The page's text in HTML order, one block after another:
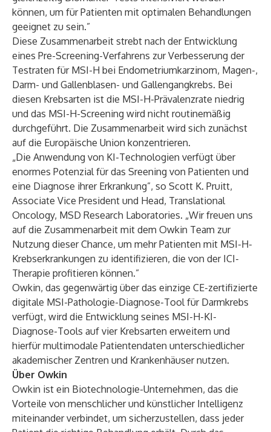
können, um für Patienten mit optimalen Behandlungen
geeignet zu sein.”
Diese Zusammenarbeit strebt nach der Entwicklung
eines Pre-Screening-Verfahrens zur Verbesserung der
Testraten für MSI-H bei Endometriumkarzinom, Magen-,
Darm- und Gallenblasen- und Gallengangkrebs. Bei
diesen Krebsarten ist die MSI-H-Prävalenzrate niedrig
und das MSI-H-Screening wird nicht routinemäßig
durchgeführt. Die Zusammenarbeit wird sich zunächst
auf die Europäische Union konzentrieren.
„Die Anwendung von KI-Technologien verfügt über
enormes Potenzial für das Sreening von Patienten und
eine Diagnose ihrer Erkrankung”, so Scott K. Pruitt,
Associate Vice President und Head, Translational
Oncology, MSD Research Laboratories. „Wir freuen uns
auf die Zusammenarbeit mit dem Owkin Team zur
Nutzung dieser Chance, um mehr Patienten mit MSI-H-
Krebserkrankungen zu identifizieren, die von der ICI-
Therapie profitieren können.”
Owkin, das gegenwärtig über das einzige CE-zertifizierte
digitale MSI-Pathologie-Diagnose-Tool für Darmkrebs
verfügt, wird die Entwicklung seines MSI-H-KI-
Diagnose-Tools auf vier Krebsarten erweitern und
hierfür multimodale Patientendaten unterschiedlicher
akademischer Zentren und Krankenhäuser nutzen.
Über Owkin
Owkin ist ein Biotechnologie-Unternehmen, das die
Vorteile von menschlicher und künstlicher Intelligenz
miteinander verbindet, um sicherzustellen, dass jeder